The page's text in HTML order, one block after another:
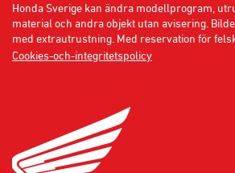
Honda Sverige kan ändra modellprogram,
material och andra objekt utan avisering.
med extrautrustning. Med reservation för
Cookies-och-integritetspolicy